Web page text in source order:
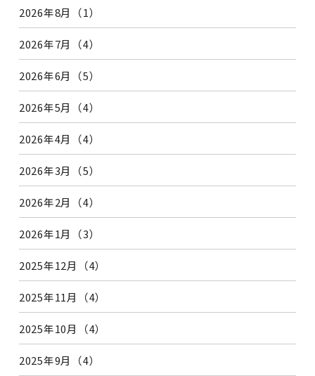
2026年8月（1）
2026年7月（4）
2026年6月（5）
2026年5月（4）
2026年4月（4）
2026年3月（5）
2026年2月（4）
2026年1月（3）
2025年12月（4）
2025年11月（4）
2025年10月（4）
2025年9月（4）